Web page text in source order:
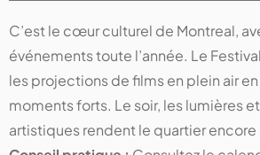
C’est le cœur culturel de Montreal,
événements toute l’année. Le
les projections de films en plein air
moments forts. Le soir, les lumières
artistiques rendent le quartier encore